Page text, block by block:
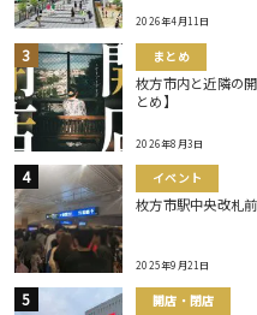
2026年4月11日
まとめ
枚方市内と近隣の
とめ】
2026年8月3日
イベント
枚方市駅中央改札
2025年9月21日
開店・閉店